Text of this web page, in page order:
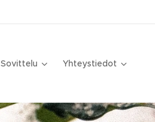
Sovittelu Yhteystiedot